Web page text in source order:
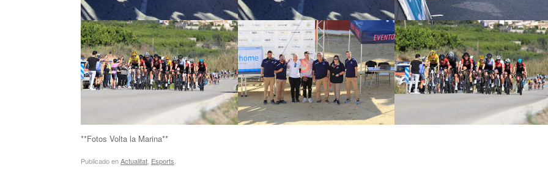
**Fotos Volta la Marina**
Publicado enActualitat Esports